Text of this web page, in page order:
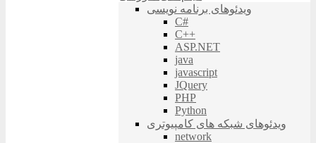
ویدئوهای برنامه نویسی
C#
C++
ASP.NET
java
javascript
JQuery
PHP
Python
ویدئوهای شبکه های کامپیوتری
network